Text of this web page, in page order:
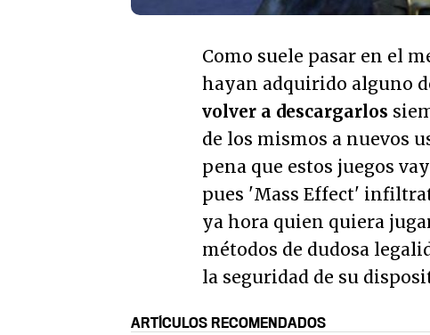
Como suele pasar en el
hayan adquirido alguno
volver a descargarlos
de los mismos a nuevos
pena que estos juegos
pues 'Mass Effect'
ya hora quien quiera
métodos de dudosa
la seguridad de su
ARTÍCULOS RECOMENDADOS